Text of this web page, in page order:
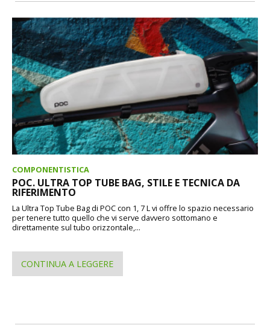
COMPONENTISTICA
POC. ULTRA TOP TUBE BAG, STILE E TECNICA DA
RIFERIMENTO
La Ultra Top Tube Bag di POC con 1, 7 L vi offre lo spazio necessario
per tenere tutto quello che vi serve davvero sottomano e
direttamente sul tubo orizzontale,...
CONTINUA A LEGGERE